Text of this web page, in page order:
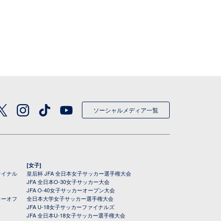
ソーシャルメディア一覧
ナル
オフ
[女子]
皇后杯 JFA 全日本女子サッカー選手権大会
JFA 全日本O-30女子サッカー大会
JFA O-40女子サッカーオープン大会
全日本大学女子サッカー選手権大会
JFA U-18女子サッカーファイナルズ
JFA 全日本U-18女子サッカー選手権大会